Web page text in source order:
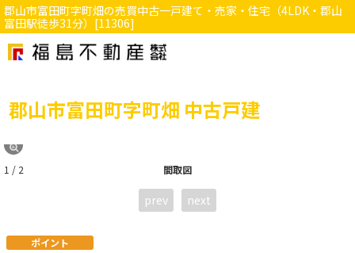
郡山市富田町字町畑の売買中古一戸建て・売家・住宅（4LDK・郡山
富田駅徒歩31分）[11306]
郡山市富田町字町畑 中古戸建
間取図
1 / 2
prev next
ポイント